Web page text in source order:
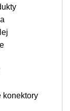
ktoré
chybných
konektory